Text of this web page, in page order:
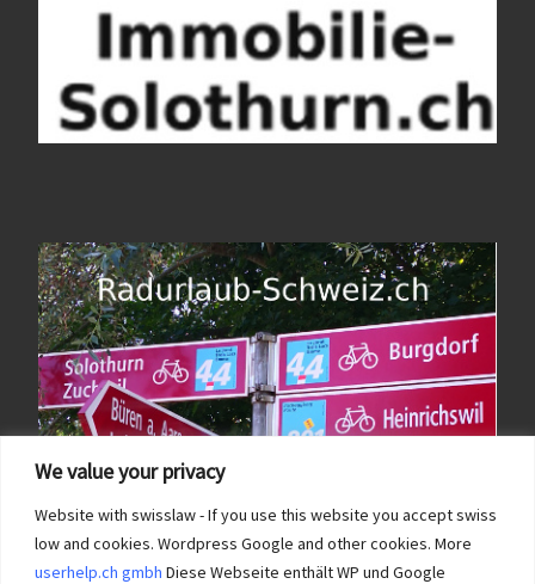
We value your privacy
Website with swisslaw - If you use this website you accept swiss
low and cookies. Wordpress Google and other cookies. More
userhelp.ch gmbh Diese Webseite enthält WP und Google